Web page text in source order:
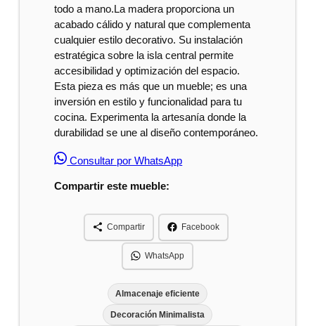
todo a mano.La madera proporciona un
acabado cálido y natural que complementa
cualquier estilo decorativo. Su instalación
estratégica sobre la isla central permite
accesibilidad y optimización del espacio.
Esta pieza es más que un mueble; es una
inversión en estilo y funcionalidad para tu
cocina. Experimenta la artesanía donde la
durabilidad se une al diseño contemporáneo.
Consultar por WhatsApp
Compartir este mueble:
Compartir Facebook
WhatsApp
Almacenaje eficiente
Decoración Minimalista